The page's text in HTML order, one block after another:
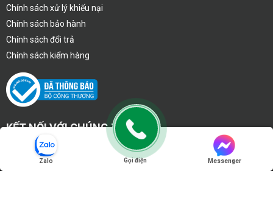
Chính sách xử lý khiếu nại
Chính sách bảo hành
Chính sách đổi trả
Chính sách kiểm hàng
KẾT NỐI VỚI CHÚNG TÔI
Zalo Gọi điện Messenger